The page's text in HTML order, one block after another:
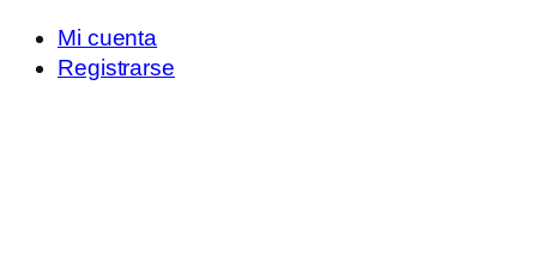
Mi cuenta
Registrarse